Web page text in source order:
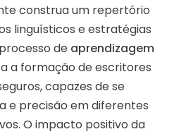
construa um repertório
linguísticos e estratégias
de aprendizagem
a formação de escritores
capazes de se
e precisão em diferentes
O impacto positivo da